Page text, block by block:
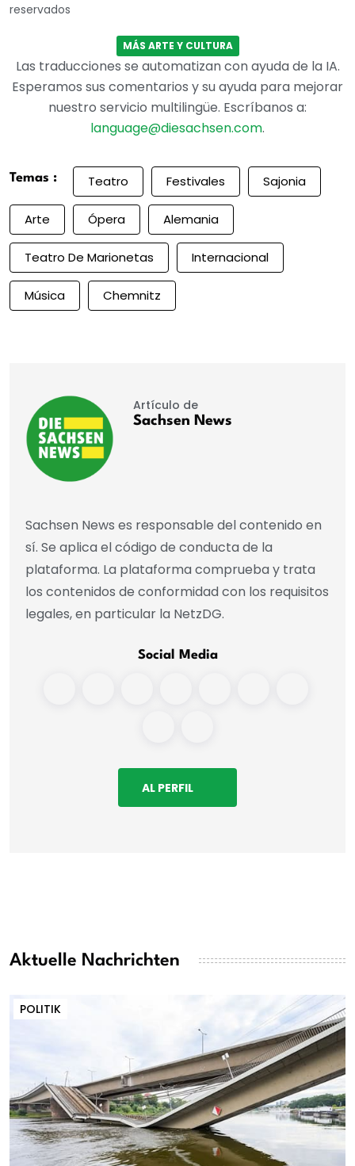
reservados
MÁS ARTE Y CULTURA
Las traducciones se automatizan con ayuda de la IA.
Esperamos sus comentarios y su ayuda para mejorar
nuestro servicio multilingüe. Escríbanos a:
language@diesachsen.com.
Temas : Teatro Festivales Sajonia
Arte Ópera Alemania
Teatro De Marionetas Internacional
Música Chemnitz
Artículo de
Sachsen News
Sachsen News es responsable del contenido en
sí. Se aplica el código de conducta de la
plataforma. La plataforma comprueba y trata
los contenidos de conformidad con los requisitos
legales, en particular la NetzDG.
Social Media
AL PERFIL
Aktuelle Nachrichten
POLITIK